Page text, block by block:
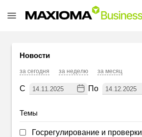
Новости
за сегодня за неделю за месяц
С По
Темы
Госрегулирование и проверки